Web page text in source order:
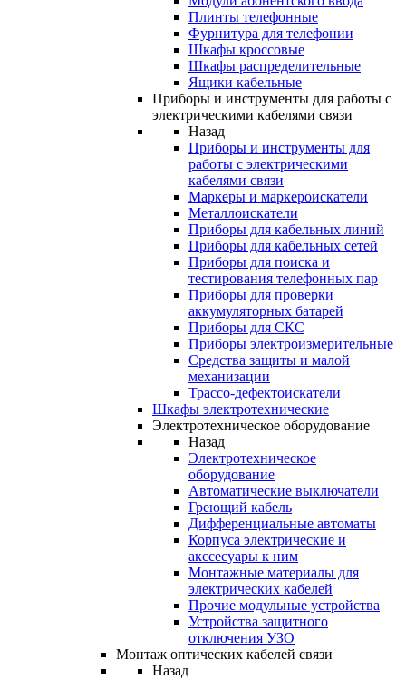
Плинты телефонные
Фурнитура для телефонии
Шкафы кроссовые
Шкафы распределительные
Ящики кабельные
Приборы и инструменты для работы с
электрическими кабелями связи
Назад
Приборы и инструменты для
работы с электрическими
кабелями связи
Маркеры и маркероискатели
Металлоискатели
Приборы для кабельных линий
Приборы для кабельных сетей
Приборы для поиска и
тестирования телефонных пар
Приборы для проверки
аккумуляторных батарей
Приборы для СКС
Приборы электроизмерительные
Средства защиты и малой
механизации
Трассо-дефектоискатели
Шкафы электротехнические
Электротехническое оборудование
Назад
Электротехническое
оборудование
Автоматические выключатели
Греющий кабель
Дифференциальные автоматы
Корпуса электрические и
акссесуары к ним
Монтажные материалы для
электрических кабелей
Прочие модульные устройства
Устройства защитного
отключения УЗО
Монтаж оптических кабелей связи
Назад